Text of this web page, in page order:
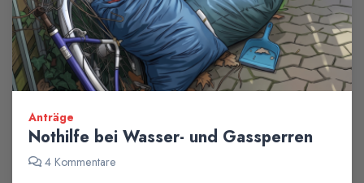
Anträge
Nothilfe bei Wasser- und Gassperren
4 Kommentare